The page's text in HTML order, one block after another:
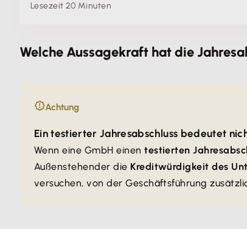
Lesezeit 20 Minuten
Welche Aussagekraft hat die
Achtung
Ein testierter Jahresabschluss bedeutet
Wenn eine GmbH einentestierten
Außenstehender die Kreditwürdigkeit des
versuchen, von der Geschäftsführung